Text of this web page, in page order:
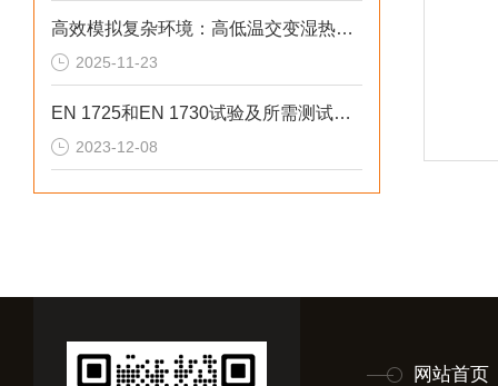
高效模拟复杂环境：高低温交变湿热试验箱如何提升检测可靠性
2025-11-23
EN 1725和EN 1730试验及所需测试设备全解析
2023-12-08
网站首页